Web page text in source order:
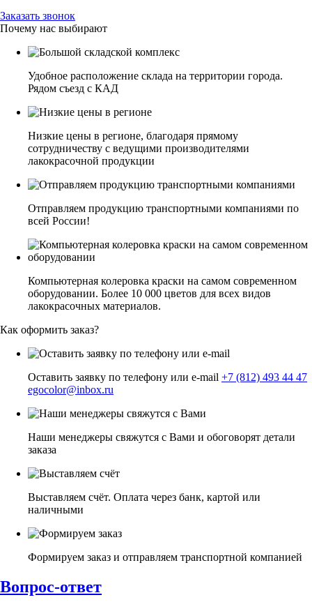
Заказать звонок
Почему нас выбирают
Удобное расположение склада на территории города.
Рядом съезд с КАД
Низкие цены в регионе, благодаря прямому
сотрудничеству с ведущими производителями
лакокрасочной продукции
Отправляем продукцию транспортными компаниями по
всей России!
Компьютерная колеровка краски на самом современном
оборудовании. Более 10 000 цветов для всех видов
лакокрасочных материалов.
Как оформить заказ?
Оставить заявку по телефону или e-mail +7 (812) 493 44 47
egocolor@inbox.ru
Наши менеджеры свяжутся с Вами и обоговорят детали
заказа
Выставляем счёт. Оплата через банк, картой или
наличными
Формируем заказ и отправляем транспортной компанией
Вопрос-ответ